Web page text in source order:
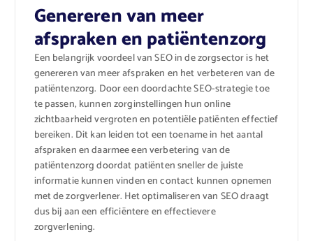
Genereren van meer
afspraken en patiëntenzorg
Een belangrijk voordeel van SEO in de zorgsector is het
genereren van meer afspraken en het verbeteren van de
patiëntenzorg. Door een doordachte SEO-strategie toe
te passen, kunnen zorginstellingen hun online
zichtbaarheid vergroten en potentiële patiënten effectief
bereiken. Dit kan leiden tot een toename in het aantal
afspraken en daarmee een verbetering van de
patiëntenzorg doordat patiënten sneller de juiste
informatie kunnen vinden en contact kunnen opnemen
met de zorgverlener. Het optimaliseren van SEO draagt
dus bij aan een efficiëntere en effectievere
zorgverlening.